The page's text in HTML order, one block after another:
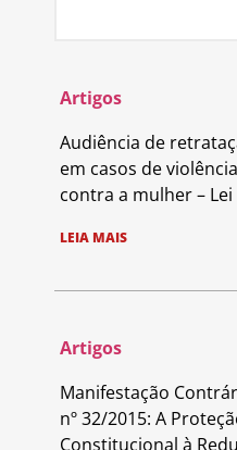
Artigos
Audiência de
em casos de
contra a mulher – Lei
LEIA MAIS
Artigos
Manifestação
nº 32/2015: A
Constitucional à